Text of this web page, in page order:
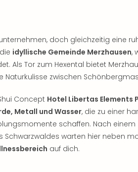
doch gleichzeitig eine
idyllische Gemeinde Merzhausen,
Als Tor zum Hexental bietet
Naturkulisse zwischen
Concept Hotel Libertas Elements
Metall und Wasser, die zu einer
schaffen. Nach einem
warten hier neben
auf dich.